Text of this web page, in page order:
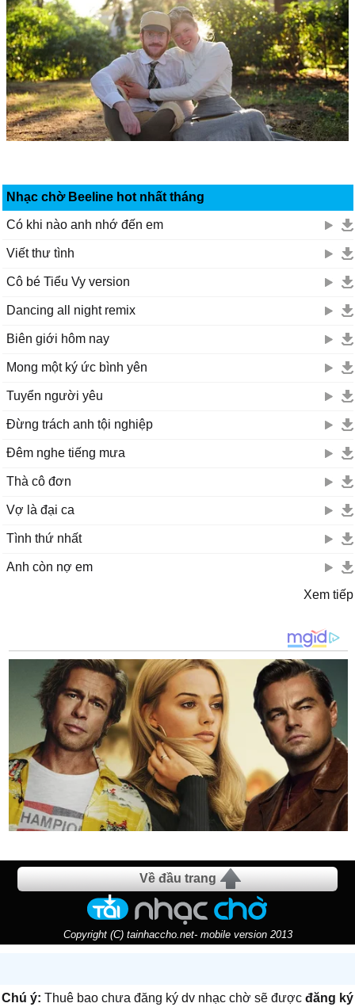
Nhạc chờ Beeline hot nhất tháng
Có khi nào anh nhớ đến em
Viết thư tình
Cô bé Tiểu Vy version
Dancing all night remix
Biên giới hôm nay
Mong một ký ức bình yên
Tuyển người yêu
Đừng trách anh tội nghiệp
Đêm nghe tiếng mưa
Thà cô đơn
Vợ là đại ca
Tình thứ nhất
Anh còn nợ em
Xem tiếp
Về đầu trang
Copyright (C) tainhaccho.net- mobile version 2013
Chú ý: Thuê bao chưa đăng ký dv nhạc chờ sẽ được đăng ký